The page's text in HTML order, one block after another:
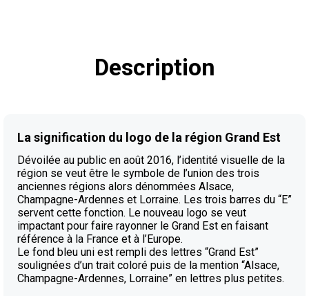
Description
La signification du logo de la région Grand Est
Dévoilée au public en août 2016, l’identité visuelle de la
région se veut être le symbole de l’union des trois
anciennes régions alors dénommées Alsace,
Champagne-Ardennes et Lorraine. Les trois barres du “E”
servent cette fonction. Le nouveau logo se veut
impactant pour faire rayonner le Grand Est en faisant
référence à la France et à l’Europe.
Le fond bleu uni est rempli des lettres “Grand Est”
soulignées d’un trait coloré puis de la mention “Alsace,
Champagne-Ardennes, Lorraine” en lettres plus petites.